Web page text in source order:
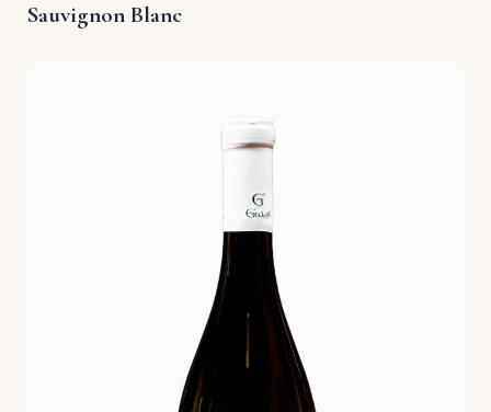
Sauvignon Blanc